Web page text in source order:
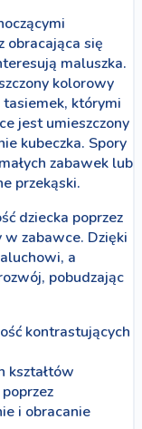
obracająca się
maluszka.
kolorowy
którymi
jest umieszczony
kubeczka. Spory
zabawek lub
przekąski.
dziecka poprzez
zabawce. Dzięki
a
pobudzając
kontrastujących
kształtów
i obracanie